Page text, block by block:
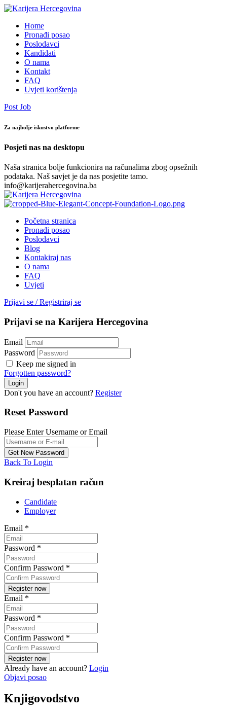
Home
Pronađi posao
Poslodavci
Kandidati
O nama
Kontakt
FAQ
Uvjeti korištenja
Post Job
Za najbolje iskustvo platforme
Posjeti nas na desktopu
Naša stranica bolje funkcionira na računalima zbog opsežnih
podataka. Naš savjet je da nas posjetite tamo.
info@karijerahercegovina.ba
Početna stranica
Pronađi posao
Poslodavci
Blog
Kontakiraj nas
O nama
FAQ
Uvjeti
Prijavi se / Registriraj se
Prijavi se na Karijera Hercegovina
Email
Password
Keep me signed in
Forgotten password?
Don't you have an account? Register
Reset Password
Please Enter Username or Email
Back To Login
Kreiraj besplatan račun
Candidate
Employer
Email *
Password *
Confirm Password *
Email *
Password *
Confirm Password *
Already have an account? Login
Objavi posao
Knjigovodstvo